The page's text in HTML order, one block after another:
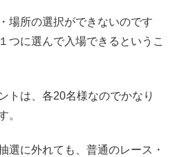
場所の選択ができないのです
つに選んで入場できるというこ
トは、各20名様なのでかなり
。
選に外れても、普通のレース・